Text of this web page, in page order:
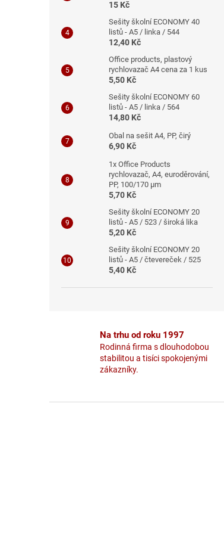
15 Kč
Sešity školní ECONOMY 40
listů - A5 / linka / 544
12,40 Kč
Office products, plastový
rychlovazač A4 cena za 1 kus
5,50 Kč
Sešity školní ECONOMY 60
listů - A5 / linka / 564
14,80 Kč
Obal na sešit A4, PP, čirý
6,90 Kč
1x Office Products
rychlovazač, A4, euroděrování,
PP, 100/170 μm
5,70 Kč
Sešity školní ECONOMY 20
listů - A5 / 523 / široká lika
5,20 Kč
Sešity školní ECONOMY 20
listů - A5 / čtevereček / 525
5,40 Kč
Na trhu od roku 1997
Rodinná firma s dlouhodobou
stabilitou a tisíci spokojenými
zákazníky.